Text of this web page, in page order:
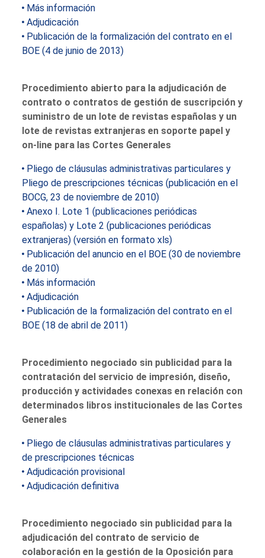
Más información
Adjudicación
Publicación de la formalización del contrato en el
BOE (4 de junio de 2013)
Procedimiento abierto para la adjudicación de
contrato o contratos de gestión de suscripción y
suministro de un lote de revistas españolas y un
lote de revistas extranjeras en soporte papel y
on-line para las Cortes Generales
Pliego de cláusulas administrativas particulares y
Pliego de prescripciones técnicas (publicación en el
BOCG, 23 de noviembre de 2010)
Anexo I. Lote 1 (publicaciones periódicas
españolas) y Lote 2 (publicaciones periódicas
extranjeras) (versión en formato xls)
Publicación del anuncio en el BOE (30 de noviembre
de 2010)
Más información
Adjudicación
Publicación de la formalización del contrato en el
BOE (18 de abril de 2011)
Procedimiento negociado sin publicidad para la
contratación del servicio de impresión, diseño,
producción y actividades conexas en relación con
determinados libros institucionales de las Cortes
Generales
Pliego de cláusulas administrativas particulares y
de prescripciones técnicas
Adjudicación provisional
Adjudicación definitiva
Procedimiento negociado sin publicidad para la
adjudicación del contrato de servicio de
colaboración en la gestión de la Oposición para